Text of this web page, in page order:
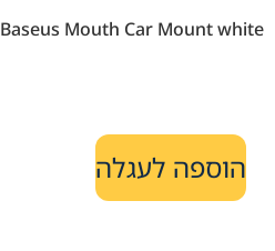
Baseus Mouth Car Mount white
הוספה לעגלה